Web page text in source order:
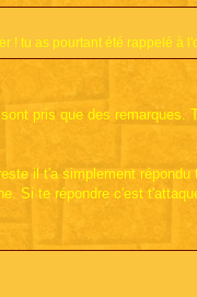
! tu as pourtant été rappelé à
pris que des remarques.
reste il t'a simplement
Si te répondre c'est